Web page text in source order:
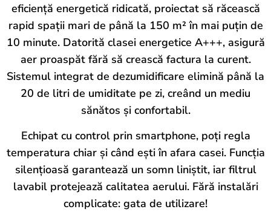
eficiență energetică ridicată, proiectat să răcească
rapid spații mari de până la 150 m² în mai puțin de
10 minute. Datorită clasei energetice A+++, asigură
aer proaspăt fără să crească factura la curent.
Sistemul integrat de dezumidificare elimină până la
20 de litri de umiditate pe zi, creând un mediu
sănătos și confortabil.
Echipat cu control prin smartphone, poți regla
temperatura chiar și când ești în afara casei. Funcția
silențioasă garantează un somn liniștit, iar filtrul
lavabil protejează calitatea aerului. Fără instalări
complicate: gata de utilizare!